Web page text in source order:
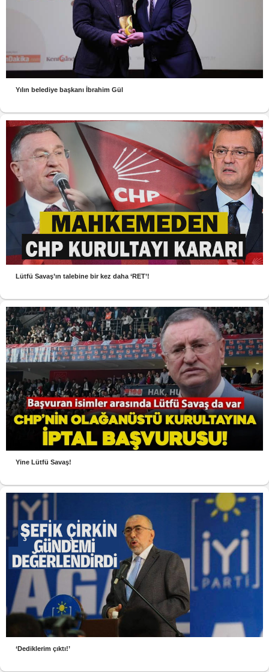
Yılın belediye başkanı İbrahim Gül
Lütfü Savaş’ın talebine bir kez daha ‘RET’!
Yine Lütfü Savaş!
‘Dediklerim çıktı!’